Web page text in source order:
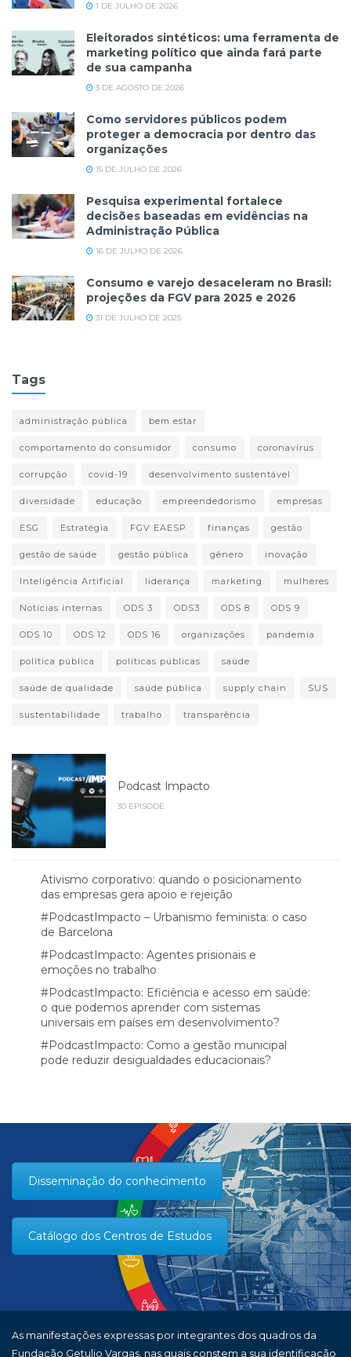
1 DE JULHO DE 2026
Eleitorados sintéticos: uma ferramenta de
marketing político que ainda fará parte
de sua campanha
3 DE AGOSTO DE 2026
Como servidores públicos podem
proteger a democracia por dentro das
organizações
15 DE JULHO DE 2026
Pesquisa experimental fortalece
decisões baseadas em evidências na
Administração Pública
16 DE JULHO DE 2026
Consumo e varejo desaceleram no Brasil:
projeções da FGV para 2025 e 2026
31 DE JULHO DE 2025
Tags
administração pública bem estar
comportamento do consumidor consumo coronavírus
corrupção covid-19 desenvolvimento sustentável
diversidade educação empreendedorismo empresas
ESG Estratégia FGV EAESP finanças gestão
gestão de saúde gestão pública gênero inovação
Inteligência Artificial liderança marketing mulheres
Notícias internas ODS 3 ODS3 ODS 8 ODS 9
ODS 10 ODS 12 ODS 16 organizações pandemia
política pública políticas públicas saúde
saúde de qualidade saúde pública supply chain SUS
sustentabilidade trabalho transparência
Podcast Impacto
30 EPISODE
Ativismo corporativo: quando o posicionamento
das empresas gera apoio e rejeição
#PodcastImpacto – Urbanismo feminista: o caso
de Barcelona
#PodcastImpacto: Agentes prisionais e
emoções no trabalho
#PodcastImpacto: Eficiência e acesso em saúde:
o que podemos aprender com sistemas
universais em países em desenvolvimento?
#PodcastImpacto: Como a gestão municipal
pode reduzir desigualdades educacionais?
Disseminação do conhecimento
Catálogo dos Centros de Estudos
As manifestações expressas por integrantes dos quadros da
Fundação Getulio Vargas, nas quais constem a sua identificação